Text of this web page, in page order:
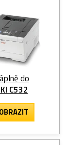
do
C532